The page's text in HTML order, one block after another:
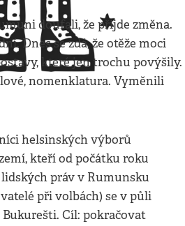
doufali, že přijde změna.
Dnes se zdá, že otěže moci
které jen trochu povýšily.
nomenklatura. Vyměnili
helsinských výborů
kteří od počátku roku
práv v Rumunsku
při volbách) se v půli
Cíl: pokračovat